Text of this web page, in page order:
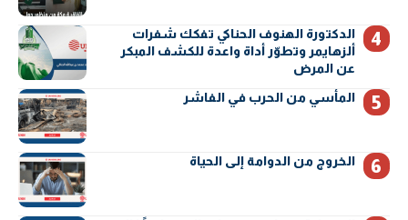
الدكتورة الهنوف الحناكي تفكك شفرات
ألزهايمر وتطوّر أداة واعدة للكشف المبكر
عن المرض
المأسي من الحرب في الفاشر
الخروج من الدوامة إلى الحياة